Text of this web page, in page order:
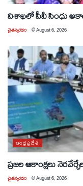
విశాఖలో పీవీ సింధు
చైతన్యరధం @August 6, 2026
ఆంధ్రప్రదేశ్
ప్రజల ఆకాంక్షలు
చైతన్యరధం @August 6, 2026